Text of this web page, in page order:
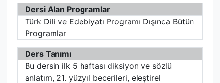
Dersi Alan Programlar
Türk Dili ve Edebiyatı Programı Dışında Bütün
Programlar
Ders Tanımı
Bu dersin ilk 5 haftası diksiyon ve sözlü
anlatım, 21. yüzyıl becerileri, eleştirel